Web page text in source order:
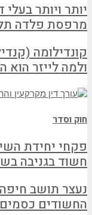
יותר ויותר
מרפסת פלדה
קונדילומה
ולמה לייזר הוא
חוק וסדר
פקחי יחידת
חשוד בגניבה
נעצר תושב
החשודים